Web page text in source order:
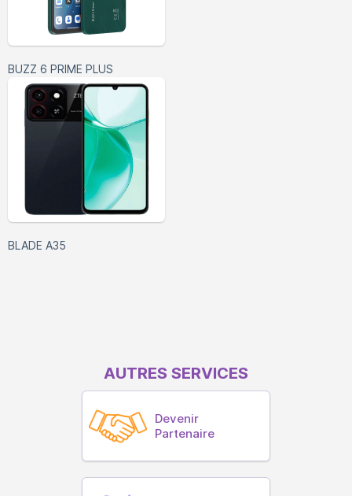
BUZZ 6 PRIME PLUS
BLADE A35
AUTRES SERVICES
Devenir
Partenaire